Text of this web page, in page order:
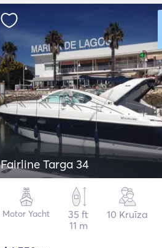
Fairline Targa 34
Motor Yacht
35 ft
11 m
10 Kruīza